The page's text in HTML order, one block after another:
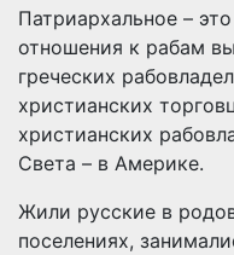
Патриархальное –
отношения к рабам
греческих
христианских
христианских
Света – в Америке.
Жили русские в
поселениях,